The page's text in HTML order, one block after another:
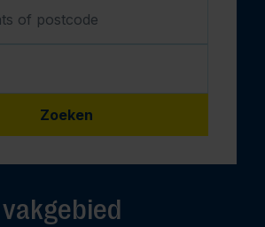
of postcode
Zoeken